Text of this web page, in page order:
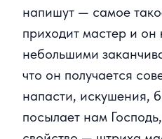
напишут — самое
приходит мастер и
небольшими
что он получается
напасти, искушения,
посылает нам